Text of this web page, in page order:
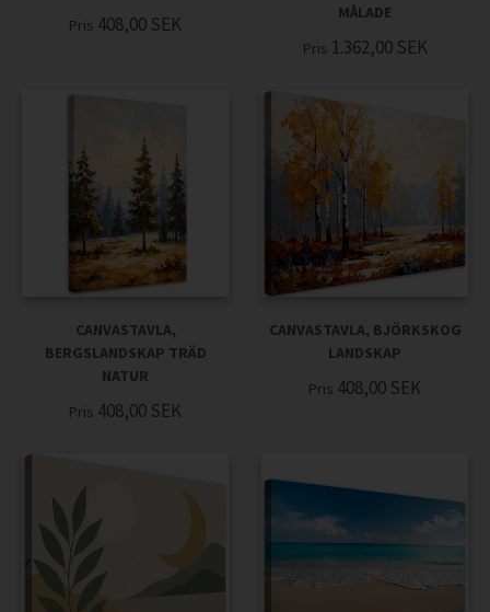
Pris 408,00 SEK
MÅLADE
Pris 1.362,00 SEK
CANVASTAVLA,
BERGSLANDSKAP TRÄD
NATUR
Pris 408,00 SEK
CANVASTAVLA, BJÖRKSKOG
LANDSKAP
Pris 408,00 SEK